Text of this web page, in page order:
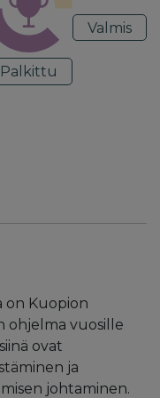
Palkittu
Valmis
on Kuopion
ohjelma vuosille
ovat
ja
johtaminen.